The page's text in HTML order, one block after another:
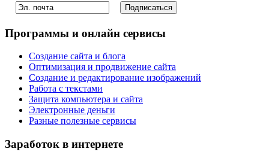
Программы и онлайн сервисы
Создание сайта и блога
Оптимизация и продвижение сайта
Создание и редактирование изображений
Работа с текстами
Защита компьютера и сайта
Электронные деньги
Разные полезные сервисы
Заработок в интернете